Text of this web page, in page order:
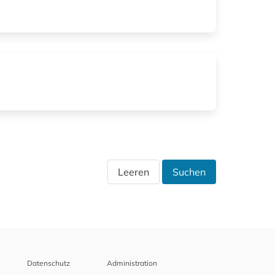
Leeren Suchen
Datenschutz Administration